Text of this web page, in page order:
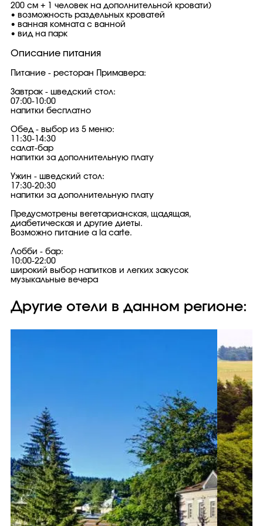
200 см + 1 человек на дополнительной кровати)
• возможность раздельных кроватей
• ванная комната с ванной
• вид на парк
Описание питания
Питание - ресторан Примавера:
Завтрак - шведский стол:
07:00-10:00
напитки бесплатно
Обед - выбор из 5 меню:
11:30-14:30
салат-бар
напитки за дополнительную плату
Ужин - шведский стол:
17:30-20:30
напитки за дополнительную плату
Предусмотрены вегетарианская, щадящая,
диабетическая и другие диеты.
Возможно питание a la carte.
Лобби - бар:
10:00-22:00
широкий выбор напитков и легких закусок
музыкальные вечера
Другие отели в данном регионе: